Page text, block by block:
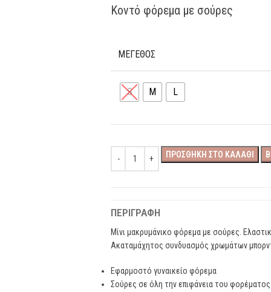
Κοντό φόρεμα με σούρες
ΜΕΓΕΘΟΣ
S M L
ΠΡΟΣΘΉΚΗ ΣΤΟ ΚΑΛΆΘΙ
ΠΕΡΙΓΡΑΦΉ
Μίνι μακρυμάνικο φόρεμα με σούρες.
Ακαταμάχητος συνδυασμός χρωμάτων
Εφαρμοστό γυναικείο φόρεμα
Σούρες σε όλη την επιφάνεια του φορέματος